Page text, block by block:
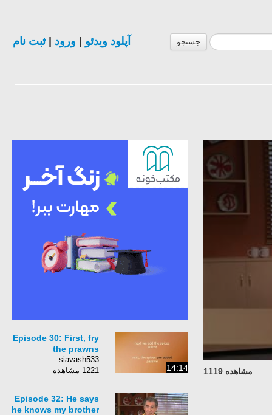
جستجو آپلود ویدئو ورود |ثبت نام
مشاهده 1119 14:14
Episode 30: First, fry
the prawns
siavash533
1221 مشاهده
Episode 32: He says
he knows my brother